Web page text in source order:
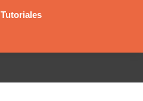
Tutoriales